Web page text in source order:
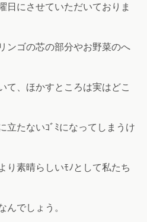
日にさせていただいておりま
ンゴの芯の部分やお野菜のへ
て、ほかすところは実はどこ
立たないｺﾞﾐになってしまうけ
り素晴らしいﾓﾉとして私たち
んでしょう。